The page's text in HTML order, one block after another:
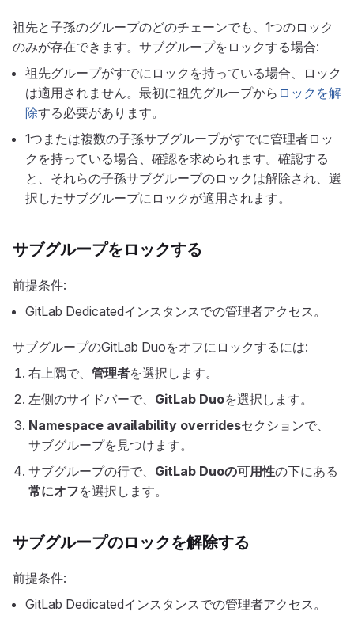
祖先と子孫のグループのどのチェーンでも、1つのロック
のみが存在できます。サブグループをロックする場合:
祖先グループがすでにロックを持っている場合、ロック
は適用されません。最初に祖先グループから ロックを解
除する必要があります。
1つまたは複数の子孫サブグループがすでに管理者ロッ
クを持っている場合、確認を求められます。確認する
と、それらの子孫サブグループのロックは解除され、選
択したサブグループにロックが適用されます。
サブグループをロックする
前提条件:
GitLab Dedicatedインスタンスでの管理者アクセス。
サブグループのGitLab Duoをオフにロックするには:
右上隅で、 管理者を選択します。
左側のサイドバーで、 GitLab Duoを選択します。
Namespace availability overridesセクションで、
サブグループを見つけます。
サブグループの行で、 GitLab Duoの可用性の下にある
常にオフを選択します。
サブグループのロックを解除する
前提条件:
GitLab Dedicatedインスタンスでの管理者アクセス。